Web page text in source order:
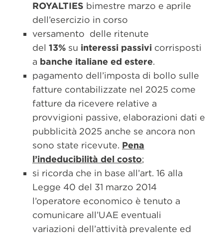
ROYALTIES bimestre marzo e aprile
dell’esercizio in corso
versamento delle ritenute
del 13% su interessi passivi corrisposti
a banche italiane ed estere.
pagamento dell’imposta di bollo sulle
fatture contabilizzate nel 2025 come
fatture da ricevere relative a
provvigioni passive, elaborazioni dati e
pubblicità 2025 anche se ancora non
sono state ricevute. Pena
l’indeducibilità del costo;
si ricorda che in base all’art. 16 alla
Legge 40 del 31 marzo 2014
l’operatore economico è tenuto a
comunicare all’UAE eventuali
variazioni dell’attività prevalente ed